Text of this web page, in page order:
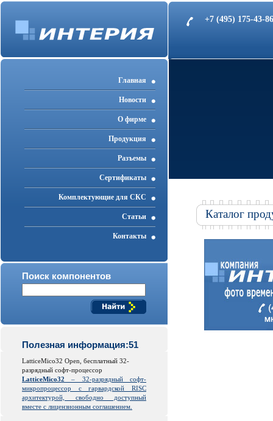
+7 (495) 175-43-
Главная
Новости
О фирме
Продукция
Разъемы
Cертификаты
Комплектующие для СКС
Статьи
Контакты
Поиск компонентов
Полезная информация:51
LatticeMico32 Open, бесплатный 32-
разрядный софт-процессор
LatticeMico32 – 32-разрядный софт-
микропроцессор с гарвардской RISC
архитектурой, свободно доступный
вместе с лицензионным соглашением.
Каталог